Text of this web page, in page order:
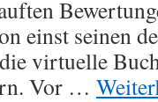
einst seinen
virtuelle
Vor …